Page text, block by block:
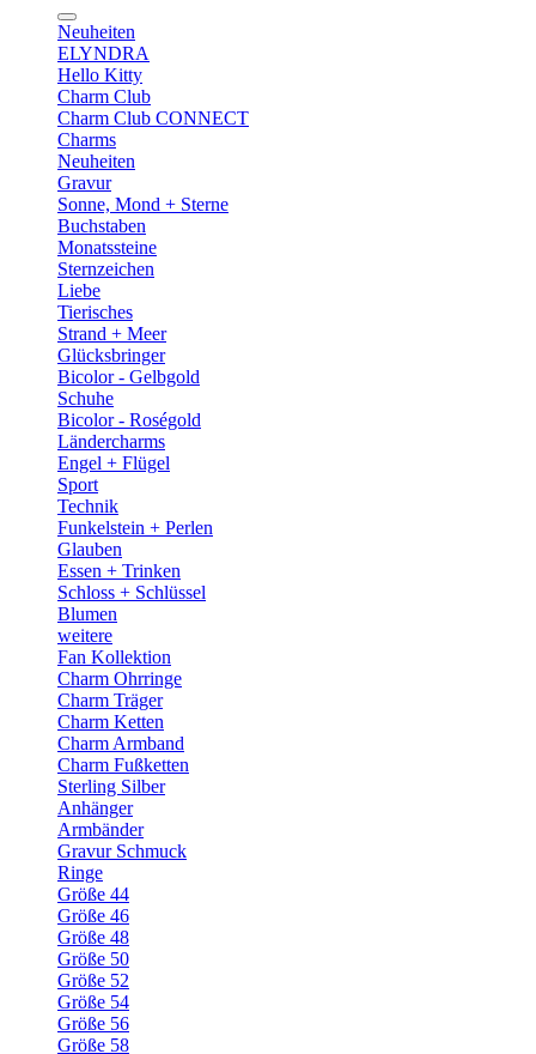
Neuheiten
ELYNDRA
Hello Kitty
Charm Club
Charm Club CONNECT
Charms
Neuheiten
Gravur
Sonne, Mond + Sterne
Buchstaben
Monatssteine
Sternzeichen
Liebe
Tierisches
Strand + Meer
Glücksbringer
Bicolor - Gelbgold
Schuhe
Bicolor - Roségold
Ländercharms
Engel + Flügel
Sport
Technik
Funkelstein + Perlen
Glauben
Essen + Trinken
Schloss + Schlüssel
Blumen
weitere
Fan Kollektion
Charm Ohrringe
Charm Träger
Charm Ketten
Charm Armband
Charm Fußketten
Sterling Silber
Anhänger
Armbänder
Gravur Schmuck
Ringe
Größe 44
Größe 46
Größe 48
Größe 50
Größe 52
Größe 54
Größe 56
Größe 58